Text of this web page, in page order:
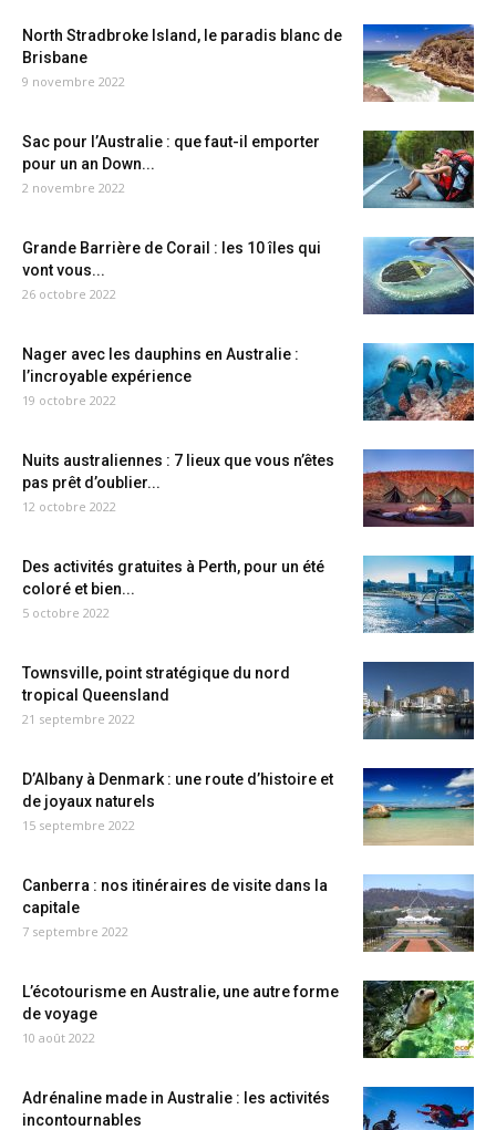
North Stradbroke Island, le paradis blanc de
Brisbane
9 novembre 2022
Sac pour l’Australie : que faut-il emporter
pour un an Down...
2 novembre 2022
Grande Barrière de Corail : les 10 îles qui
vont vous...
26 octobre 2022
Nager avec les dauphins en Australie :
l’incroyable expérience
19 octobre 2022
Nuits australiennes : 7 lieux que vous n’êtes
pas prêt d’oublier...
12 octobre 2022
Des activités gratuites à Perth, pour un été
coloré et bien...
5 octobre 2022
Townsville, point stratégique du nord
tropical Queensland
21 septembre 2022
D’Albany à Denmark : une route d’histoire et
de joyaux naturels
15 septembre 2022
Canberra : nos itinéraires de visite dans la
capitale
7 septembre 2022
L’écotourisme en Australie, une autre forme
de voyage
10 août 2022
Adrénaline made in Australie : les activités
incontournables